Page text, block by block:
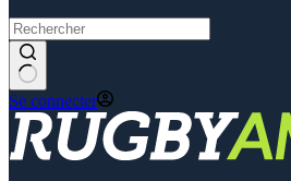
Se connecter